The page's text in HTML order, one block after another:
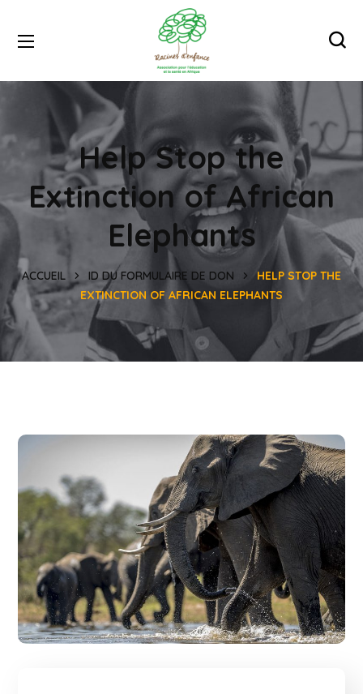
Help Stop the
Extinction of African
Elephants
ACCUEIL ID DU FORMULAIRE DE DON
HELP STOP THE
EXTINCTION OF AFRICAN ELEPHANTS